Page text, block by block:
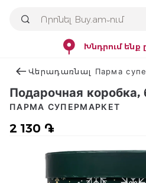
Խնդրում ենք
Վերադառնալ Парма
Подарочная коробка,
2 130 ֏
ПАРМА СУПЕРМАРКЕТ